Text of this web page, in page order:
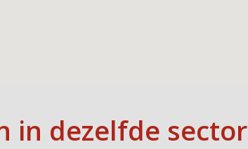
in dezelfde sector